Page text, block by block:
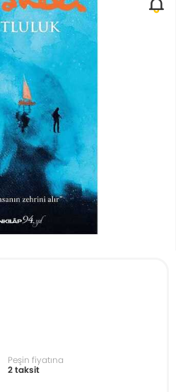
Peşin fiyatına
2 taksit